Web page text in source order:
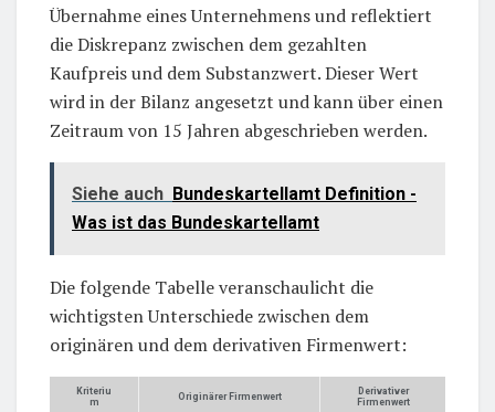
Übernahme eines Unternehmens und reflektiert
die Diskrepanz zwischen dem gezahlten
Kaufpreis und dem Substanzwert. Dieser Wert
wird in der Bilanz angesetzt und kann über einen
Zeitraum von 15 Jahren abgeschrieben werden.
Siehe auch Bundeskartellamt Definition -
Was ist das Bundeskartellamt
Die folgende Tabelle veranschaulicht die
wichtigsten Unterschiede zwischen dem
originären und dem derivativen Firmenwert:
Kriteriu
m
Originärer Firmenwert
Derivativer
Firmenwert